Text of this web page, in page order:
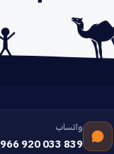
واتساب
920 033 839